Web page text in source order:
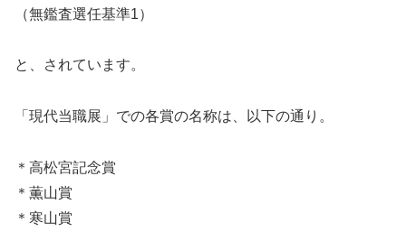
（無鑑査選任基準1）
と、されています。
「現代当職展」での各賞の名称は、以下の通り。
＊高松宮記念賞
＊薫山賞
＊寒山賞